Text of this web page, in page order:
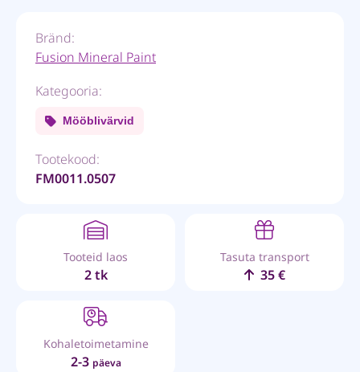
Bränd:
Fusion Mineral Paint
Kategooria:
Mööblivärvid
Tootekood:
FM0011.0507
Tooteid laos
2 tk
Tasuta transport
35 €
Kohaletoimetamine
2-3 päeva